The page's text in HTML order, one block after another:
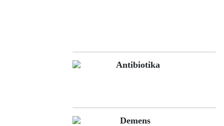
Antibiotika
Demens